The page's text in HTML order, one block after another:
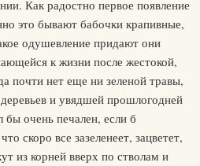
Как радостно первое появление
это бывают бабочки крапивные,
одушевление придают они
к жизни после жестокой,
почти нет еще ни зеленой травы,
и увядшей прошлогодней
бы очень печален, если б
скоро все зазеленеет, зацветет,
из корней вверх по стволам и